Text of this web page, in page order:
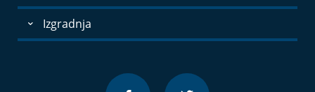
Izgradnja